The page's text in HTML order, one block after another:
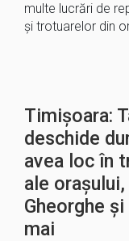
multe lucrări de
și trotuarelor din
Timișoara:
deschide
avea loc în
ale
Gheorghe
mai